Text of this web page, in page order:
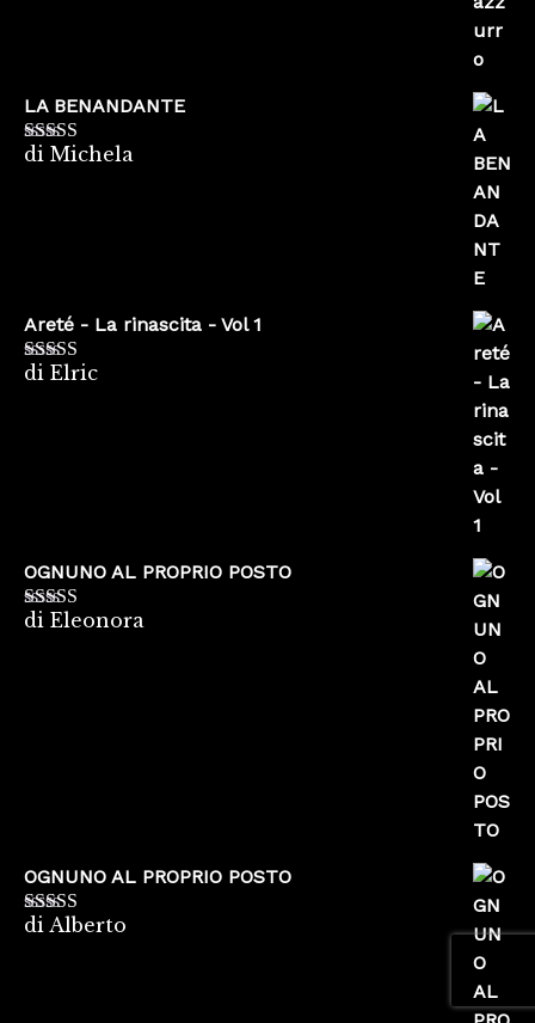
LA BENANDANTE
Valutato5su
di Michela
Areté - La rinascita - Vol 1
Valutato5
di Elric
OGNUNO AL PROPRIO POSTO
Valutato5su
di Eleonora
OGNUNO AL PROPRIO POSTO
Valutato5su
di Alberto